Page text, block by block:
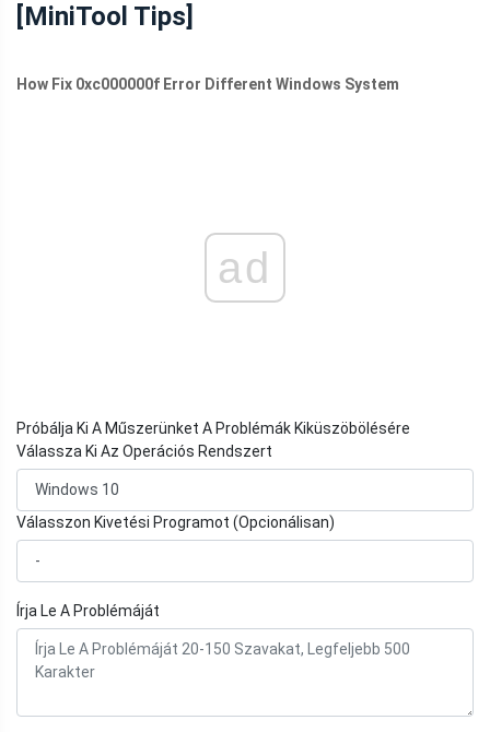
[MiniTool Tips]
How Fix 0xc000000f Error Different Windows System
ad
Próbálja Ki A Műszerünket A Problémák Kiküszöbölésére
Válassza Ki Az Operációs Rendszert
Válasszon Kivetési Programot (Opcionálisan)
Írja Le A Problémáját